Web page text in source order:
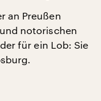
an Preußen
notorischen
für ein Lob: Sie